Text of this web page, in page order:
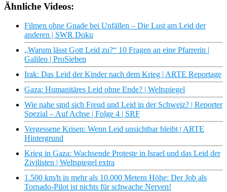
Ähnliche Videos:
Filmen ohne Gnade bei Unfällen – Die Lust am Leid der
anderen | SWR Doku
„Warum lässt Gott Leid zu?“ 10 Fragen an eine Pfarrerin |
Galileo | ProSieben
Irak: Das Leid der Kinder nach dem Krieg | ARTE Reportage
Gaza: Humanitäres Leid ohne Ende? | Weltspiegel
Wie nahe sind sich Freud und Leid in der Schweiz? | Reporter
Spezial – Auf Achse | Folge 4 | SRF
Vergessene Krisen: Wenn Leid unsichtbar bleibt | ARTE
Hintergrund
Krieg in Gaza: Wachsende Proteste in Israel und das Leid der
Zivilisten | Weltspiegel extra
1.500 km/h in mehr als 10.000 Metern Höhe: Der Job als
Tornado-Pilot ist nichts für schwache Nerven!